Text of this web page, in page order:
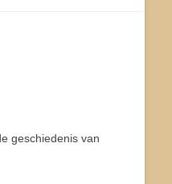
geschiedenis van